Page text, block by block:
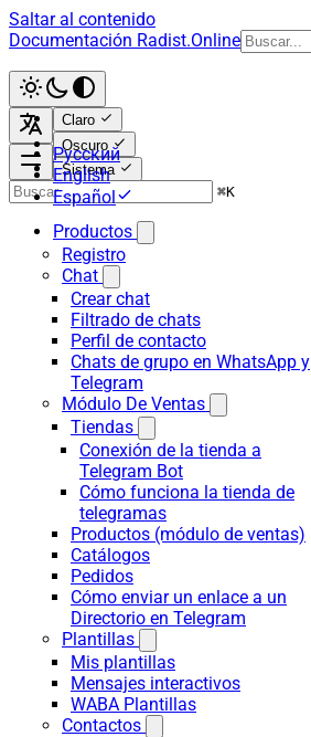
Saltar al contenido
Documentación Radist.Online
Claro
Oscuro
Sistema
Русский
English
Español
⌘K
Productos
Registro
Chat
Crear chat
Filtrado de chats
Perfil de contacto
Chats de grupo en WhatsApp y
Telegram
Módulo De Ventas
Tiendas
Conexión de la tienda a
Telegram Bot
Cómo funciona la tienda de
telegramas
Productos (módulo de ventas)
Catálogos
Pedidos
Cómo enviar un enlace a un
Directorio en Telegram
Plantillas
Mis plantillas
Mensajes interactivos
WABA Plantillas
Contactos